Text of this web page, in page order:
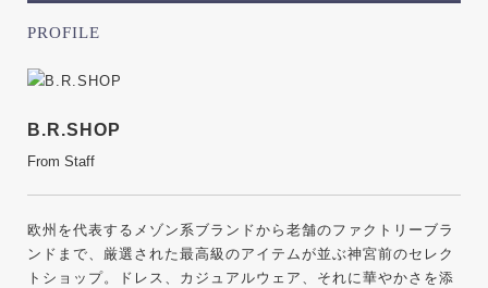
PROFILE
B.R.SHOP
From Staff
欧州を代表するメゾン系ブランドから老舗のファクトリーブラ
ンドまで、厳選された最高級のアイテムが並ぶ神宮前のセレク
トショップ。ドレス、カジュアルウェア、それに華やかさを添